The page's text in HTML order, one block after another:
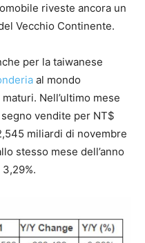
riveste ancora un
Vecchio Continente.
per la taiwanese
al mondo
Nell’ultimo mese
segno vendite per NT$
miliardi di novembre
stesso mese dell’anno